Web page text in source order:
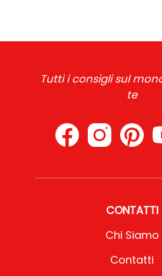
Tutti i consigli sul
te
CONTATTI
Chi Siamo
Contatti